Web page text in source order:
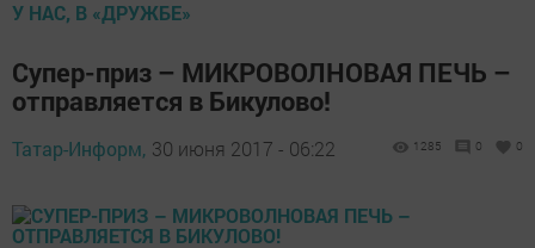
У НАС, В «ДРУЖБЕ»
Супер-приз – МИКРОВОЛНОВАЯ ПЕЧЬ –
отправляется в Бикулово!
Татар-Информ, 30 июня 2017 - 06:22 1285 0 0